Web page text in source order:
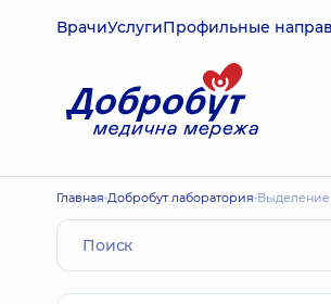
ВрачиУслугиПрофильные
Главная Добробут лаборатория